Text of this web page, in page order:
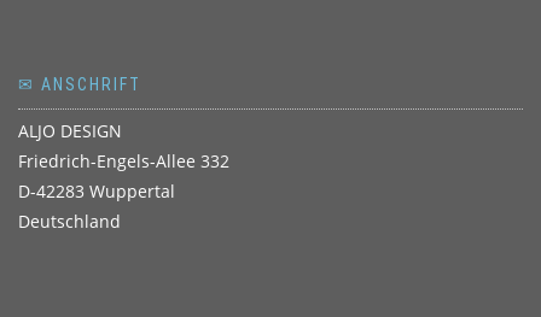
✉ ANSCHRIFT
ALJO DESIGN
Friedrich-Engels-Allee 332
D-42283 Wuppertal
Deutschland